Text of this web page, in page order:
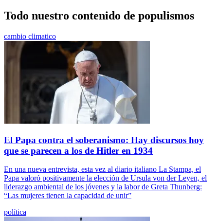
Todo nuestro contenido de populismos
cambio climatico
El Papa contra el soberanismo: Hay discursos hoy
que se parecen a los de Hitler en 1934
En una nueva entrevista, esta vez al diario italiano La Stampa, el
Papa valoró positivamente la elección de Ursula von der Leyen, el
liderazgo ambiental de los jóvenes y la labor de Greta Thunberg:
“Las mujeres tienen la capacidad de unir”
política